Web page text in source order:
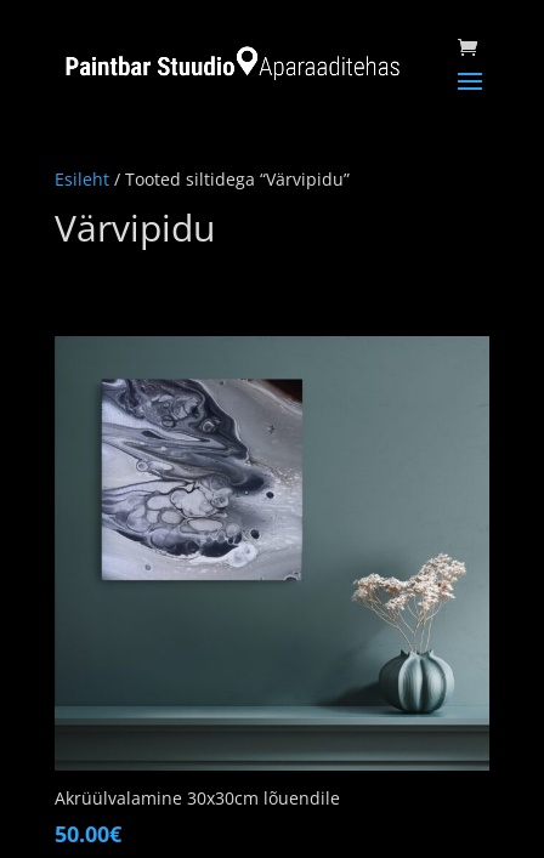
Esileht/ Tooted siltidega “Värvipidu”
Värvipidu
Akrüülvalamine 30x30cm lõuendile
50.00€